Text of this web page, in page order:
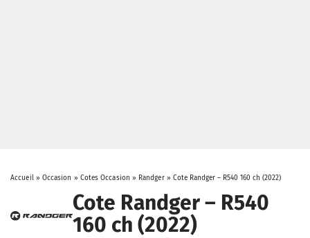
Accueil» Occasion » Cotes Occasion » Randger» Cote Randger – R540 160 ch (2022)
Cote Randger – R540
160 ch (2022)